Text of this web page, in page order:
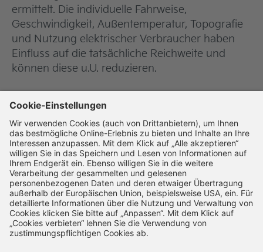
ermittelt. Die individuelle Fahrweise,
Geschwindigkeit, Außentemperatur, Topografie
und Nutzung elektrischer Verbraucher haben
Einfluss auf die tatsächliche Reichweite und
können diese u.U. reduzieren.
AT(Benzin/Strom/Automatik); 125,8 kW (171
PS): Kraftstoffverbrauch gewichtet kombiniert
1,0 l/100 km; Stromverbrauch gewichtet
kombiniert 14,0 kWh/100 km; CO 2-Emissionen
gewichtet kombiniert 23 g/km. CO2
-Klasse B.
Kraftstoffverbrauch bei entladener Batterie
kombiniert 5,1 l/100 km. CO2-Klasse bei
entladener Batterie C.